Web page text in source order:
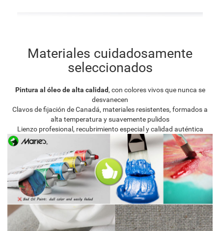
Materiales cuidadosamente
seleccionados
Pintura al óleo de alta calidad, con colores vivos que nunca se
desvanecen
Clavos de fijación de Canadá, materiales resistentes, formados a
alta temperatura y suavemente pulidos
Lienzo profesional, recubrimiento especial y calidad auténtica